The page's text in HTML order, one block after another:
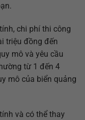
chi phí thi công
triệu đồng đến
mô và yêu cầu
từ 1 đến 4
mô của biển quảng
và có thể thay